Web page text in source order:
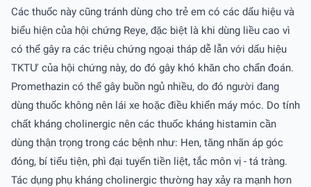
Các thuốc này cũng tránh dùng cho trẻ em có các dấu hiệu và
biểu hiện của hội chứng Reye, đặc biệt là khi dùng liều cao vì
có thể gây ra các triệu chứng ngoại tháp dễ lẫn với dấu hiệu
TKTƯ của hội chứng này, do đó gây khó khăn cho chẩn đoán.
Promethazin có thể gây buồn ngủ nhiều, do đó người đang
dùng thuốc không nên lái xe hoặc điều khiển máy móc. Do tính
chất kháng cholinergic nên các thuốc kháng histamin cần
dùng thận trọng trong các bệnh như: Hen, tăng nhãn áp góc
đóng, bí tiểu tiện, phì đại tuyến tiền liệt, tắc môn vị - tá tràng.
Tác dụng phụ kháng cholinergic thường hay xảy ra mạnh hơn